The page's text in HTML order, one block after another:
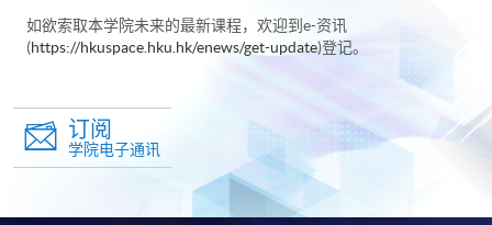
如欲索取本学院未来的最新课程，欢迎到e-资讯
(https://hkuspace.hku.hk/enews/get-update)登记。
订阅
学院电子通讯